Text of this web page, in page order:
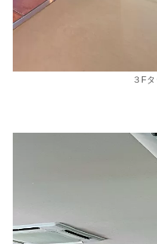
３F